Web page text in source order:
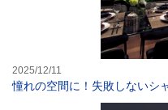
2025/12/11
憧れの空間に！失敗しないシ